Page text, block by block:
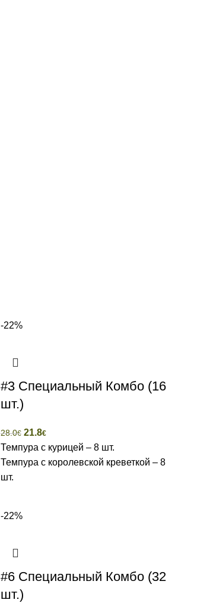
-22%
#3 Специальный Комбо (16
шт.)
28.0€ 21.8€
Темпура с курицей – 8 шт.
Темпура с королевской креветкой – 8
шт.
-22%
#6 Специальный Комбо (32
шт.)